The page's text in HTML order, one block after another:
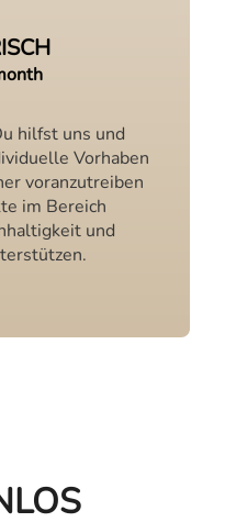
hilfst uns und
Vorhaben
voranzutreiben
im Bereich
und